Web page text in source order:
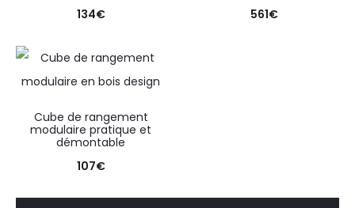
134€
561€
Cube de rangement
modulaire pratique et
démontable
107€